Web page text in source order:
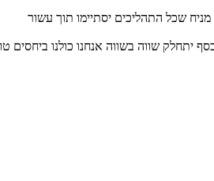
שכל התהליכים יסתיימו תוך עשור
פינוי בינוי אם ימכרו/יושכרו הכסף יתחלק שווה